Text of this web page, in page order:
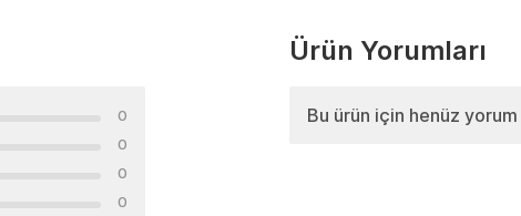
0
0
0
0
Ürün Yorumları
Bu ürün için henüz yorum